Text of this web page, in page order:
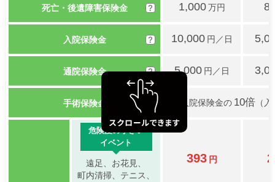
死亡・後遺障害保険金 ? 1,000 万円
入院保険金 ? 10,000 円／日
通院保険金 ? 5,000 円／日
手術保険金 入院保険金の 10倍 （
危険度の小さい
イベント
遠足、お花見、
町内清掃、 テニス、
393 円